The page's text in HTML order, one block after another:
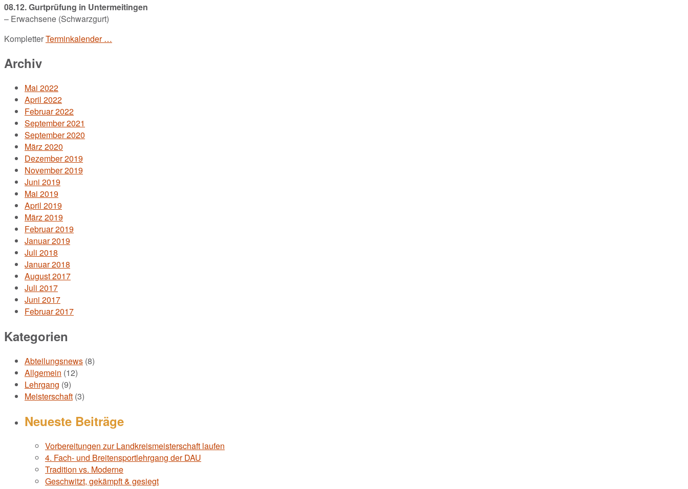
08.12. Gurtprüfung in Untermeitingen
– Erwachsene (Schwarzgurt)
KompletterTerminkalender …
Archiv
Mai 2022
April 2022
Februar 2022
September 2021
September 2020
März 2020
Dezember 2019
November 2019
Juni 2019
Mai 2019
April 2019
März 2019
Februar 2019
Januar 2019
Juli 2018
Januar 2018
August 2017
Juli 2017
Juni 2017
Februar 2017
Kategorien
Abteilungsnews (8)
Allgemein (12)
Lehrgang (9)
Meisterschaft (3)
Neueste Beiträge
Vorbereitungen zur Landkreismeisterschaft laufen
4. Fach- und Breitensportlehrgang der DAU
Tradition vs. Moderne
Geschwitzt, gekämpft & gesiegt